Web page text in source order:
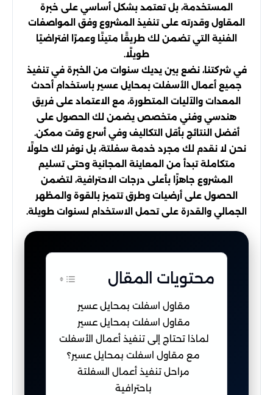
المستخدمة، بل تعتمد بشكل أساسي على خبرة
المقاول وقدرته على تنفيذ المشروع وفق المواصفات
الفنية التي تضمن لك طريقًا متينًا وعمرًا افتراضيًا
طويلًا.
في شركتنا، نضع بين يديك سنوات من الخبرة في تنفيذ
جميع أعمال الأسفلت بمحايل عسير باستخدام أحدث
المعدات والآليات المتطورة، مع الاعتماد على فريق
هندسي وفني متخصص يضمن لك الحصول على
أفضل النتائج بأقل التكاليف وفي أسرع وقت ممكن.
نحن لا نقدم لك مجرد خدمة سفلتة، بل نوفر لك حلولًا
متكاملة تبدأ من المعاينة المجانية وحتى تسليم
المشروع جاهزًا بأعلى درجات الاحترافية، لتضمن
الحصول على أرضيات وطرق تتميز بالقوة والمظهر
الجمالي والقدرة على تحمل الاستخدام لسنوات طويلة.
محتويات المقال
مقاول اسفلت بمحايل عسير
مقاول اسفلت بمحايل عسير
لماذا تحتاج إلى تنفيذ أعمال الأسفلت
مع مقاول اسفلت بمحايل عسير؟
مراحل تنفيذ أعمال السفلتة
باحترافية